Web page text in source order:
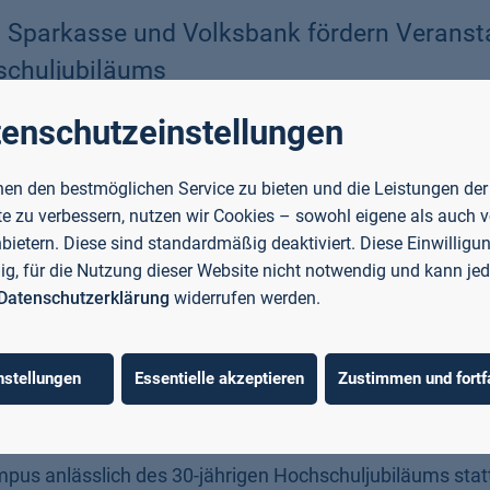
und Volksbank fördern
jähriges Bestehen feiert, freut sich über eine
fördern die Sparkasse Aschaffenburg Miltenberg
im Jubiläumsjahr der Hochschule.
Rhein/Main, und Jürgen Schäfer,
Miltenberg überreichten am Freitag
Prof. Dr. Eva-Maria Beck-Meuth
und den
Volksbank ihre langjährige Verbundenheit mit der
Engagement in der Region zu fördern.
anlässlich des 30-jährigen Hochschuljubiläums
den bestmöglichen Service zu bieten und die Leistungen der
zu verbessern, nutzen wir Cookies – sowohl eigene als auch
Diese sind standardmäßig deaktiviert. Diese
für die Nutzung dieser Website nicht notwendig und kann
Datenschutzerklärung widerrufen werden.
Essentielle akzeptieren Zustimmen und